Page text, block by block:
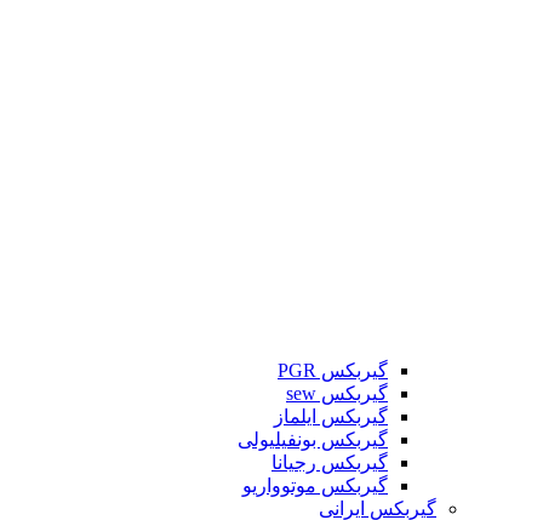
گیربکس PGR
گیربکس sew
گیربکس ایلماز
گیربکس بونفیلیولی
گیربکس رجیانا
گیربکس موتوواریو
گیربکس ایرانی